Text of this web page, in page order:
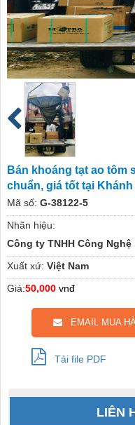
Bán khoáng tạt ao
chuẩn, giá tốt tại Khánh
Mã số: G-38122-5
Nhãn hiệu:
Công ty TNHH Công
Xuất xứ: Việt Nam
Giá:50,000 vnđ
EMAIL MUA
Tải file PDF
LIÊN